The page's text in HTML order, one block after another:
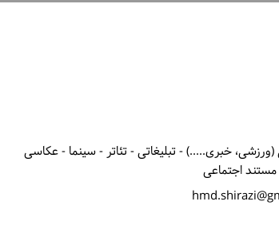
خبری.....) - تبلیغاتی - تئاتر - سینما - عکاسی
اجتماعی